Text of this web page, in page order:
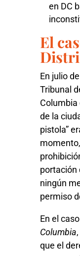
en DC
El
En julio
Tribunal
de la
pistola”
portación
ningún
permiso
En el caso
Columbia
que el